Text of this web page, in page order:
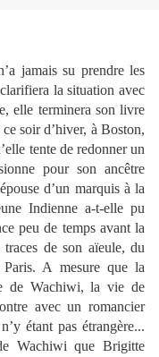
jamais su prendre les
la situation avec
elle terminera son livre
soir d’hiver, à Boston,
tente de redonner un
pour son ancêtre
d’un marquis à la
Indienne a-t-elle pu
peu de temps avant la
de son aïeule, du
A mesure que la
de Wachiwi, la vie de
avec un romancier
étant pas étrangère...
Wachiwi que Brigitte